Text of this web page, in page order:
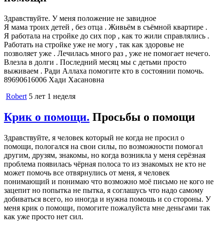
Здравствуйте. У меня положение не завидное
Я мама троих детей , без отца . Живьём в съёмной квартире .
Я работала на стройке до сих пор , как то жили справлялись .
Работать на стройке уже не могу , так как здоровье не
позволяет уже . Лечилась много раз , уже не помогает нечего.
Влезла в долги . Последний месяц мы с детьми просто
выживаем . Ради Аллаха помогите кто в состоянии помочь.
89690616006 Хади Хасановна
Robert 5 лет 1 неделя
Крик о помощи. Просьбы о помощи
Здравствуйте, я человек который не когда не просил о
помощи, пологался на свои силы, по возможности помогал
другим, друзям, знакомы, но когда возникла у меня серёзная
проблема появилась чёрная полоса то из знакомых не кто не
может помочь все отвярнулись от меня, я человек
понимающий и понимаю что возможно моё письмо не кого не
зацепит но попытка не пытка, я соглашусь что надо самому
добиваться всего, но иногда и нужна помошь и со стороны. У
меня крик о помощи, помогите пожалуйста мне деньгами так
как уже просто нет сил.